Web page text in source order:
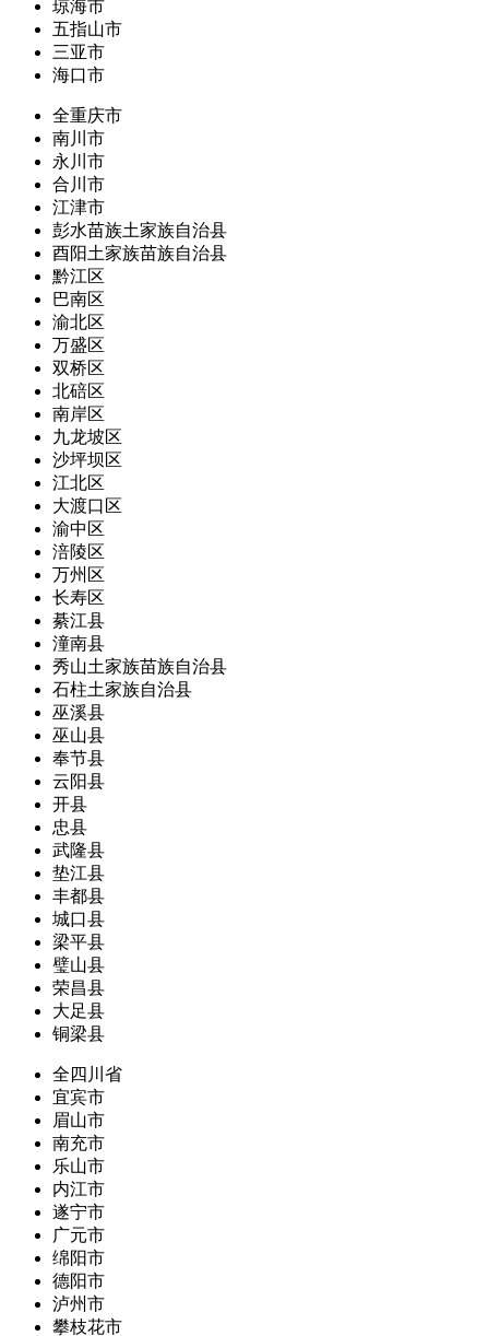
琼海市
五指山市
三亚市
海口市
全重庆市
南川市
永川市
合川市
江津市
彭水苗族土家族自治县
酉阳土家族苗族自治县
黔江区
巴南区
渝北区
万盛区
双桥区
北碚区
南岸区
九龙坡区
沙坪坝区
江北区
大渡口区
渝中区
涪陵区
万州区
长寿区
綦江县
潼南县
秀山土家族苗族自治县
石柱土家族自治县
巫溪县
巫山县
奉节县
云阳县
开县
忠县
武隆县
垫江县
丰都县
城口县
梁平县
璧山县
荣昌县
大足县
铜梁县
全四川省
宜宾市
眉山市
南充市
乐山市
内江市
遂宁市
广元市
绵阳市
德阳市
泸州市
攀枝花市